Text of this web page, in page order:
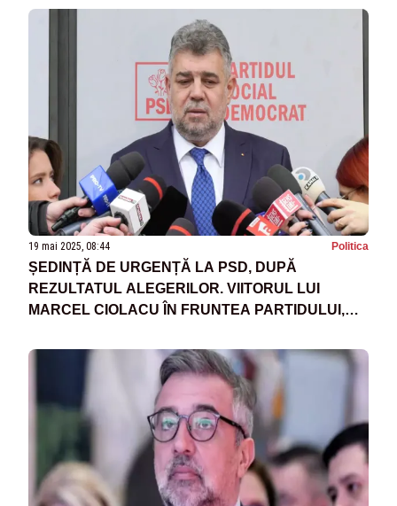
19 mai 2025, 08:44 Politica
ȘEDINȚĂ DE URGENȚĂ LA PSD, DUPĂ
REZULTATUL ALEGERILOR. VIITORUL LUI
MARCEL CIOLACU ÎN FRUNTEA PARTIDULUI,